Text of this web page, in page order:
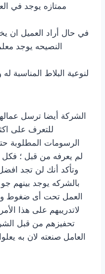
ممتازه يوجد في
في حال أراد العميل ان
النصيحه يوجد
لنوعية البلاط المناسبة
الشركة أيضا ترسل
للتعرف على
الرسومات المطلوبة
لم يعرفه من قبل ؛ فكل
وتأكد أنك لن تجد
بالشركه يوجد بينهم
العمل تحت أى ضغوط
لاتدريبهم على هذا
تحفيزهم من قبل
العامل صنعته لان به